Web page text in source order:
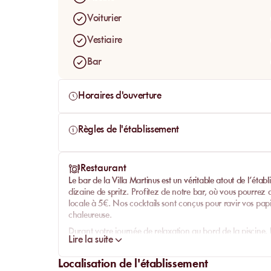
admirant le cadre naturel exceptionnel qui vous
quiétudede cet endroit unique, où chaque détail est
Voiturier
Vestiaire
Bar
Horaires d'ouverture
Règles de l'établissement
Restaurant
Le bar de la Villa Martinus est un véritable atout de
dizaine de spritz. Profitez de notre bar, où vous pourrez
locale à 5€. Noscocktailssont conçus pour ravir vos
chaleureuse.
Durant votre journée de relaxation au bord de la piscine,
Savourez desfrites croustillantes
combler une petite faim. Pour les amateurs de douceurs,
le Magnum, le Cornetto, ou encore le Mars. Chaque
Lire la suite
Localisation de l'établissement